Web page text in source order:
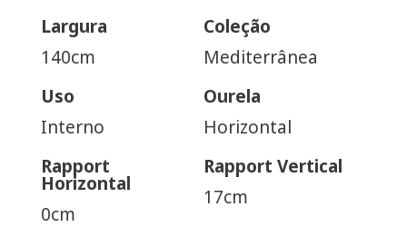
Largura
140cm
Coleção
Mediterrânea
Uso
Interno
Ourela
Horizontal
Rapport
Horizontal
0cm
Rapport Vertical
17cm